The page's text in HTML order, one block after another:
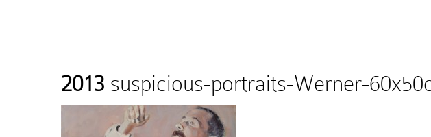
2013 suspicious-portraits-Werner-